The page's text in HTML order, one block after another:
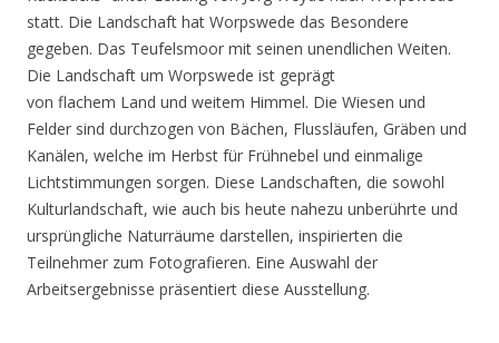
statt. Die Landschaft hat Worpswede das Besondere
gegeben. Das Teufelsmoor mit seinen unendlichen Weiten.
Die Landschaft um Worpswede ist geprägt
von flachem Land und weitem Himmel. Die Wiesen und
Felder sind durchzogen von Bächen, Flussläufen, Gräben und
Kanälen, welche im Herbst für Frühnebel und einmalige
Lichtstimmungen sorgen. Diese Landschaften, die sowohl
Kulturlandschaft, wie auch bis heute nahezu unberührte und
ursprüngliche Naturräume darstellen, inspirierten die
Teilnehmer zum Fotografieren. Eine Auswahl der
Arbeitsergebnisse präsentiert diese Ausstellung.